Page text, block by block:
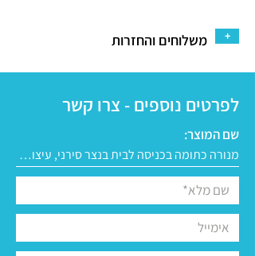
משלוחים והחזרות +
לפרטים נוספים - צרו קשר
שם המוצר: